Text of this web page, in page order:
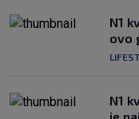
N1
ovo
N1